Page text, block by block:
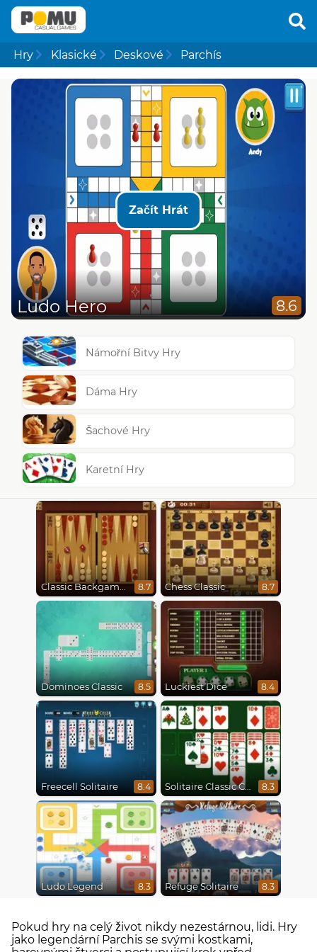
Hry Klasické Deskové Parchís
Začít Hrát
Ludo Hero 8.6
Námořní Bitvy Hry
Dáma Hry
Šachové Hry
Karetní Hry
Classic Backgammon 8.7 Chess Classic 8.7
Dominoes Classic 8.5 Luckiest Dice 8.4
Freecell Solitaire 8.4 Solitaire Classic Christmas 8.3
Ludo Legend 8.3 Refuge Solitaire 8.3
Pokud hry na celý život nikdy nezestárnou, lidi. Hry
jako legendární Parchis se svými kostkami,